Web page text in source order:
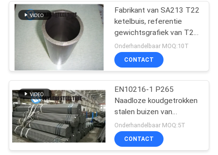
De Rol van de
aluminiumpijp
De Buizen van de
Fabrikant van SA213 T22
ketelbuis, referentie
gewichtsgrafiek van T22
Tube Materials
Onderhandelbaar MOQ:10T
CONTACT
EN10216-1 P265
Naadloze koudgetrokken
stalen buizen van
legering 16 mm tot 140
mm
Onderhandelbaar MOQ:5T
CONTACT